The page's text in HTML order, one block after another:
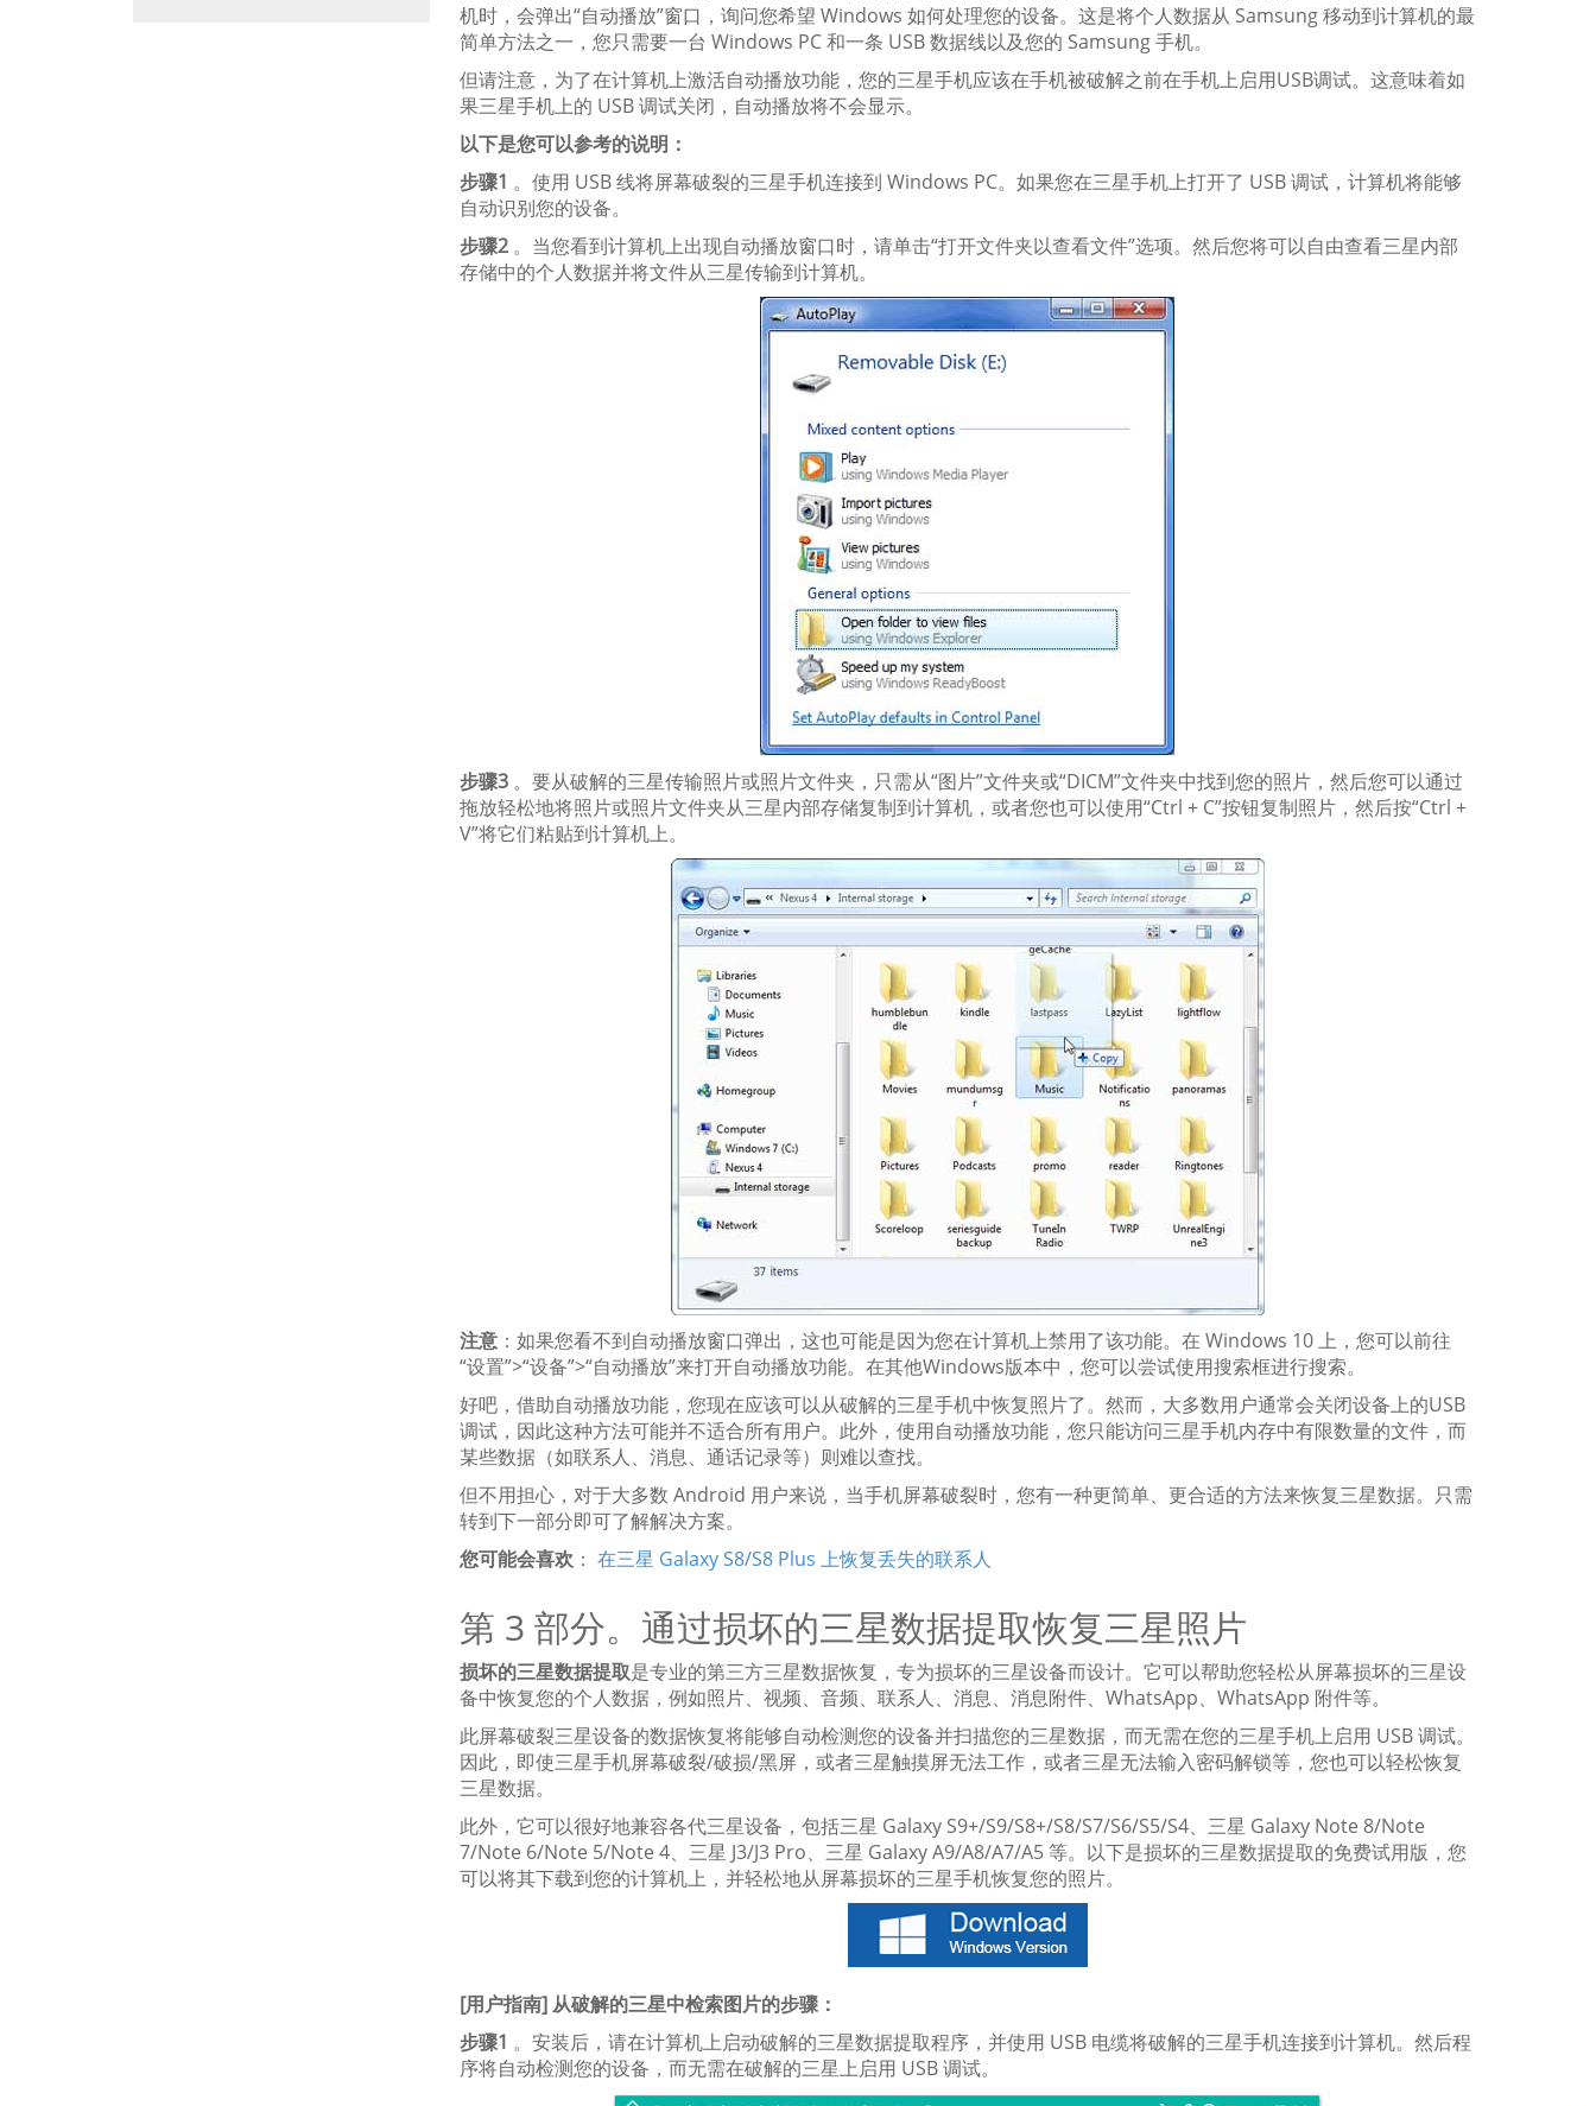
机时，会弹出“自动播放”窗口，询问您希望 Windows 如何处理您的设备。这是将个人数据从 Samsung 移动到计算机的最
简单方法之一，您只需要一台 Windows PC 和一条 USB 数据线以及您的 Samsung 手机。
但请注意，为了在计算机上激活自动播放功能，您的三星手机应该在手机被破解之前在手机上启用USB调试。这意味着如
果三星手机上的 USB 调试关闭，自动播放将不会显示。
以下是您可以参考的说明：
步骤1 。使用 USB 线将屏幕破裂的三星手机连接到 Windows PC。如果您在三星手机上打开了 USB 调试，计算机将能够
自动识别您的设备。
步骤2 。当您看到计算机上出现自动播放窗口时，请单击“打开文件夹以查看文件”选项。然后您将可以自由查看三星内部
存储中的个人数据并将文件从三星传输到计算机。
步骤3 。要从破解的三星传输照片或照片文件夹，只需从“图片”文件夹或“DICM”文件夹中找到您的照片，然后您可以通过
拖放轻松地将照片或照片文件夹从三星内部存储复制到计算机，或者您也可以使用“Ctrl + C”按钮复制照片，然后按“Ctrl +
V”将它们粘贴到计算机上。
注意 ：如果您看不到自动播放窗口弹出，这也可能是因为您在计算机上禁用了该功能。在 Windows 10 上，您可以前往
“设置”>“设备”>“自动播放”来打开自动播放功能。在其他Windows版本中，您可以尝试使用搜索框进行搜索。
好吧，借助自动播放功能，您现在应该可以从破解的三星手机中恢复照片了。然而，大多数用户通常会关闭设备上的USB
调试，因此这种方法可能并不适合所有用户。此外，使用自动播放功能，您只能访问三星手机内存中有限数量的文件，而
某些数据（如联系人、消息、通话记录等）则难以查找。
但不用担心，对于大多数 Android 用户来说，当手机屏幕破裂时，您有一种更简单、更合适的方法来恢复三星数据。只需
转到下一部分即可了解解决方案。
您可能会喜欢 ： 在三星 Galaxy S8/S8 Plus 上恢复丢失的联系人
第 3 部分。通过损坏的三星数据提取恢复三星照片
损坏的三星数据提取是专业的第三方三星数据恢复，专为损坏的三星设备而设计。它可以帮助您轻松从屏幕损坏的三星设
备中恢复您的个人数据，例如照片、视频、音频、联系人、消息、消息附件、WhatsApp、WhatsApp 附件等。
此屏幕破裂三星设备的数据恢复将能够自动检测您的设备并扫描您的三星数据，而无需在您的三星手机上启用 USB 调试。
因此，即使三星手机屏幕破裂/破损/黑屏，或者三星触摸屏无法工作，或者三星无法输入密码解锁等，您也可以轻松恢复
三星数据。
此外，它可以很好地兼容各代三星设备，包括三星 Galaxy S9+/S9/S8+/S8/S7/S6/S5/S4、三星 Galaxy Note 8/Note
7/Note 6/Note 5/Note 4、三星 J3/J3 Pro、三星 Galaxy A9/A8/A7/A5 等。以下是损坏的三星数据提取的免费试用版，您
可以将其下载到您的计算机上，并轻松地从屏幕损坏的三星手机恢复您的照片。
[用户指南] 从破解的三星中检索图片的步骤：
步骤1 。安装后，请在计算机上启动破解的三星数据提取程序，并使用 USB 电缆将破解的三星手机连接到计算机。然后程
序将自动检测您的设备，而无需在破解的三星上启用 USB 调试。